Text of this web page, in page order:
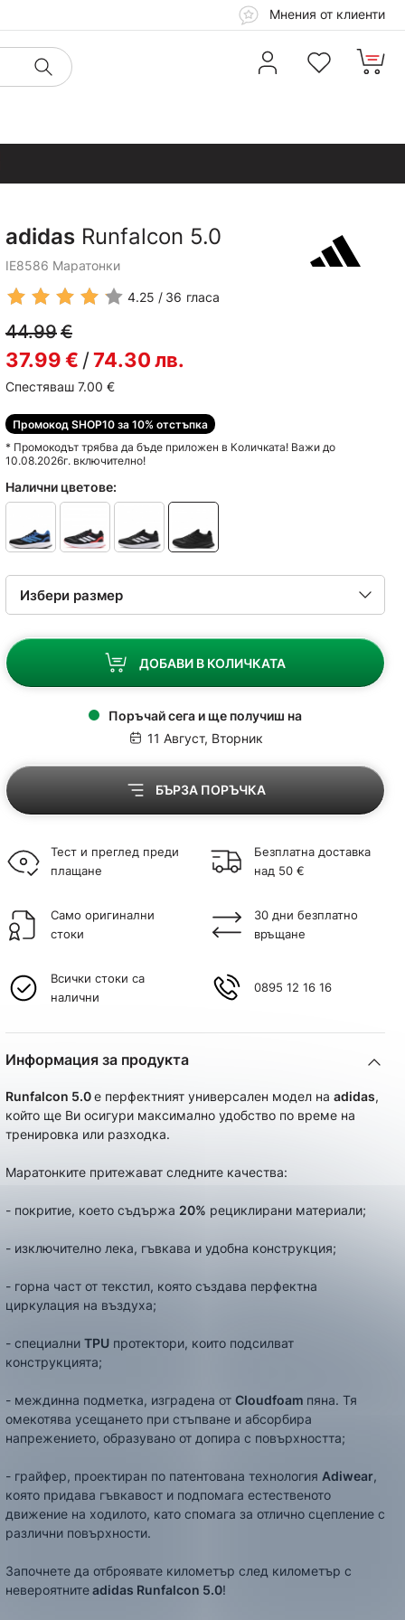
Мнения от клиенти
adidas Runfalcon 5.0
IE8586 Маратонки
4.25 36 гласа
44.99€
37.99€ /74.30лв.
Спестяваш 7.00 €
Промокод SHOP10 за 10% отстъпка
* Промокодът трябва да бъде приложен в Количката! Важи до
10.08.2026г. включително!
Налични цветове:
ДОБАВИ В КОЛИЧКАТА
Поръчай сега и ще получиш на
11 Август, Вторник
БЪРЗА ПОРЪЧКА
Тест и преглед преди
плащане
Безплатна доставка
над 50 €
Само оригинални
стоки
30 дни безплатно
връщане
Всички стоки са
налични
0895 12 16 16
Информация за продукта
Runfalcon 5.0e перфектният универсален модел на adidas,
който ще Ви осигури максимално удобство по време на
тренировка или разходка.
Маратонките притежават следните качества:
- покритие, което съдържа 20% рециклирани материали;
- изключително лека, гъвкава и удобна конструкция;
- горна част от текстил, която създава перфектна
циркулация на въздуха;
- специални TPU протектори, които подсилват
конструкцията;
- междинна подметка, изградена от Cloudfoam пяна. Тя
омекотява усещането при стъпване и абсорбира
напрежението, образувано от допира с повърхността;
- грайфер, проектиран по патентована технология Adiwear,
която придава гъвкавост и подпомага естественото
движение на ходилото, като спомага за отлично сцепление с
различни повърхности.
Започнете да отброявате километър след километър с
невероятнитеadidas Runfalcon 5.0!